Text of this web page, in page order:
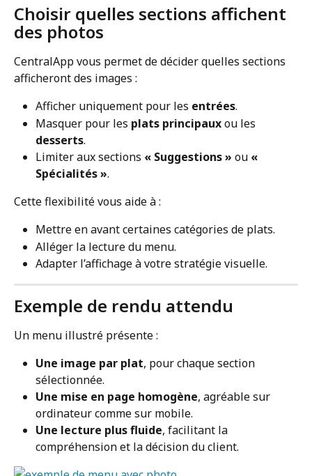
Choisir quelles sections affichent
des photos
CentralApp vous permet de décider quelles sections
afficheront des images :
Afficher uniquement pour les entrées.
Masquer pour les plats principaux ou les
desserts.
Limiter aux sections « Suggestions » ou «
Spécialités ».
Cette flexibilité vous aide à :
Mettre en avant certaines catégories de plats.
Alléger la lecture du menu.
Adapter l’affichage à votre stratégie visuelle.
Exemple de rendu attendu
Un menu illustré présente :
Une image par plat, pour chaque section
sélectionnée.
Une mise en page homogène, agréable sur
ordinateur comme sur mobile.
Une lecture plus fluide, facilitant la
compréhension et la décision du client.